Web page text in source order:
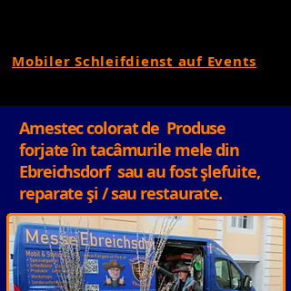
Mobiler Schleifdienst auf Events
Amestec colorat de Produse
forjate în tacâmurile mele din
Ebreichsdorf sau au fost șlefuite,
reparate și / sau restaurate.